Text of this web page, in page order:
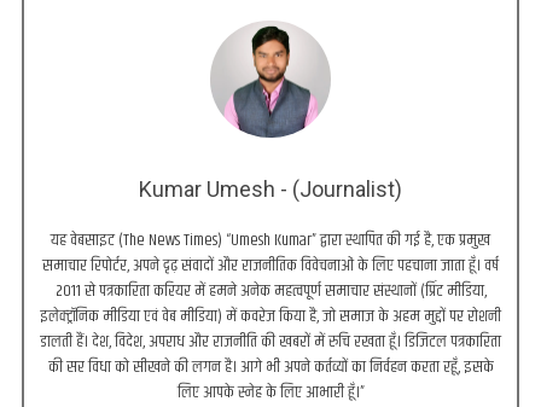
Kumar Umesh - (Journalist)
यह वेबसाइट (The News Times) “Umesh Kumar” द्वारा स्थापित की गई है, एक प्रमुख
समाचार रिपोर्टर, अपने दृढ़ संवादों और राजनीतिक विवेचनाओं के लिए पहचाना जाता हूँ। वर्ष
2011 से पत्रकारिता करियर में हमने अनेक महत्वपूर्ण समाचार संस्थानों (प्रिंट मीडिया,
इलेक्ट्रॉनिक मीडिया एवं वेब मीडिया) में कवरेज किया है, जो समाज के अहम मुद्दों पर रोशनी
डालती हैं। देश, विदेश, अपराध और राजनीति की खबरों में रुचि रखता हूँ। डिजिटल पत्रकारिता
की सर विधा को सीखने की लगन है। आगे भी अपने कर्तव्यों का निर्वहन करता रहूँ, इसके
लिए आपके स्नेह के लिए आभारी हूँ।”